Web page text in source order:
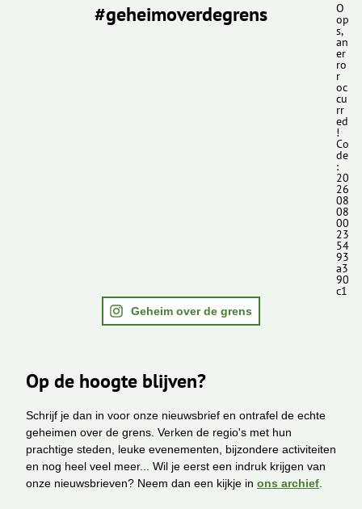
#geheimoverdegrens O
op
s,
an
er
ro
r
oc
cu
rr
ed
!
Co
de
:
20
26
08
08
00
23
54
93
a3
90
c1
Geheim over de grens
Op de hoogte blijven?
Schrijf je dan in voor onze nieuwsbrief en ontrafel de echte
geheimen over de grens. Verken de regio's met hun
prachtige steden, leuke evenementen, bijzondere activiteiten
en nog heel veel meer... Wil je eerst een indruk krijgen van
onze nieuwsbrieven? Neem dan een kijkje in ons archief.